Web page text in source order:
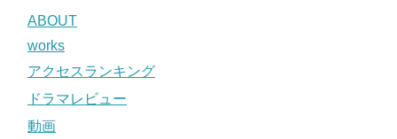
ABOUT
works
アクセスランキング
ドラマレビュー
動画